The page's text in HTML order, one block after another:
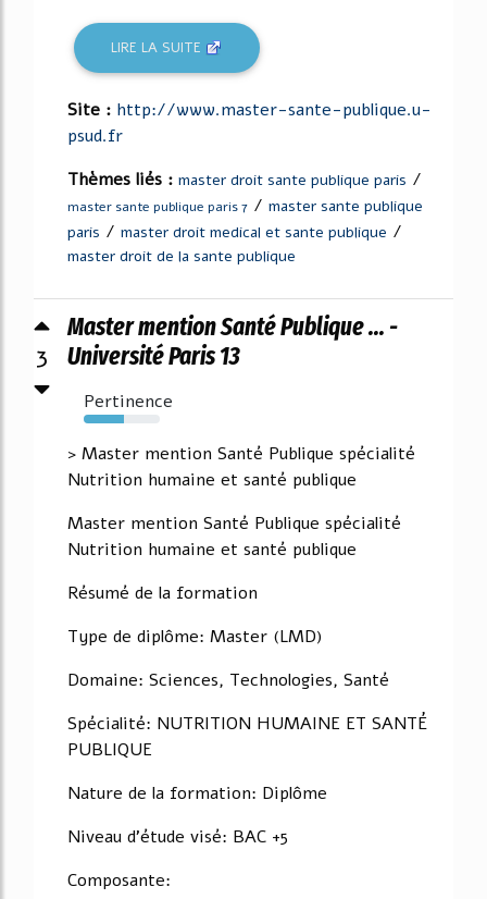
LIRE LA SUITE
Site : http://www.master-sante-publique.u-
psud.fr
Thèmes liés : master droit sante publique paris /
master sante publique paris 7 / master sante publique
paris / master droit medical et sante publique /
master droit de la sante publique
3
Master mention Santé Publique ... -
Université Paris 13
Pertinence
53%
> Master mention Santé Publique spécialité
Nutrition humaine et santé publique
Master mention Santé Publique spécialité
Nutrition humaine et santé publique
Résumé de la formation
Type de diplôme: Master (LMD)
Domaine: Sciences, Technologies, Santé
Spécialité: NUTRITION HUMAINE ET SANTÉ
PUBLIQUE
Nature de la formation: Diplôme
Niveau d'étude visé: BAC +5
Composante: